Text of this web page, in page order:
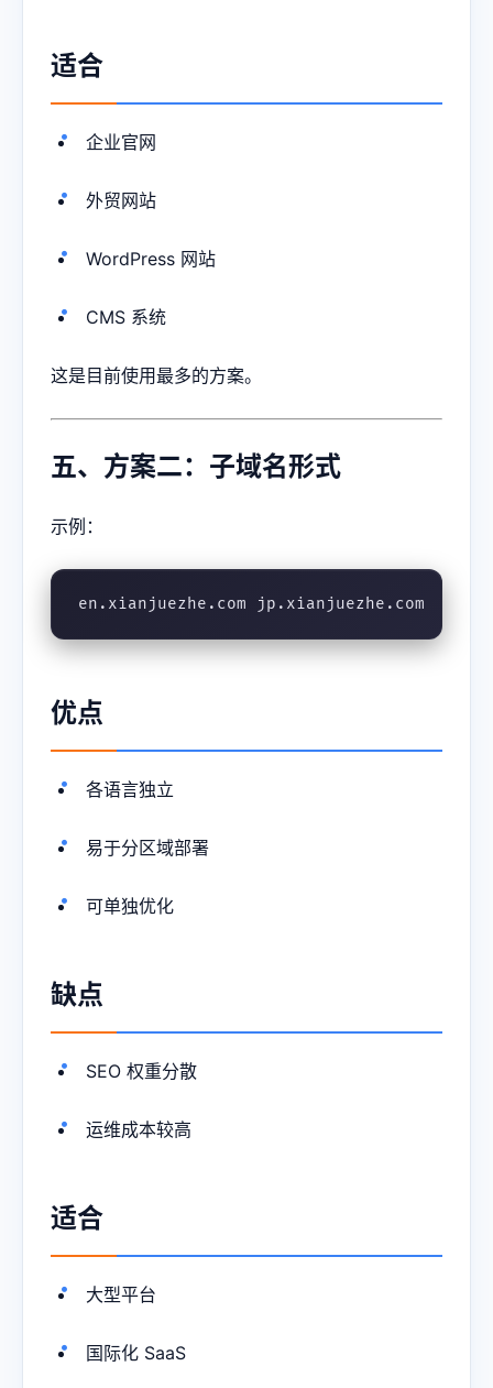
适合
企业官网
外贸网站
WordPress 网站
CMS 系统
这是目前使用最多的方案。
五、方案二：子域名形式
示例：
en.xianjuezhe.com jp.xianjuezhe.com
优点
各语言独立
易于分区域部署
可单独优化
缺点
SEO 权重分散
运维成本较高
适合
大型平台
国际化 SaaS